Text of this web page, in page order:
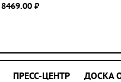
8469.00 ⃏
ПРЕСС-ЦЕНТР ДОСКА